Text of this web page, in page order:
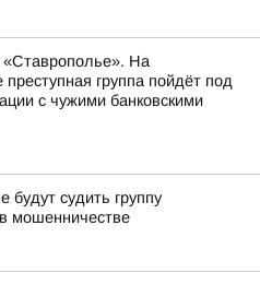
На
группа пойдёт под
с чужими банковскими
будут судить группу
мошенничестве